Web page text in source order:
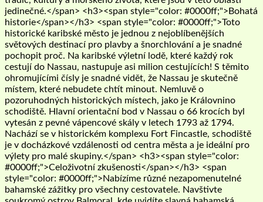
jedinečné.</span> <h3><span style="color: #0000ff;">Bohatá
historie</span></h3> <span style="color: #0000ff;">Toto
historické karibské město je jednou z nejoblíbenějších
světových destinací pro plavby a šnorchlování a je snadné
pochopit proč. Na karibské výletní lodě, které každý rok
cestují do Nassau, nastupuje asi milion cestujících! S těmito
ohromujícími čísly je snadné vidět, že Nassau je skutečně
místem, které nebudete chtít minout. Nemluvě o
pozoruhodných historických místech, jako je Královnino
schodiště. Hlavní orientační bod v Nassau o 66 krocích byl
vytesán z pevné vápencové skály v letech 1793 až 1794.
Nachází se v historickém komplexu Fort Fincastle, schodiště
je v docházkové vzdálenosti od centra města a je ideální pro
výlety pro malé skupiny.</span> <h3><span style="color:
#0000ff;">Celoživotní zkušenosti</span></h3> <span
style="color: #0000ff;">Nabízíme různé nezapomenutelné
bahamské zážitky pro všechny cestovatele. Navštivte